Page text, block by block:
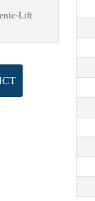
Lift